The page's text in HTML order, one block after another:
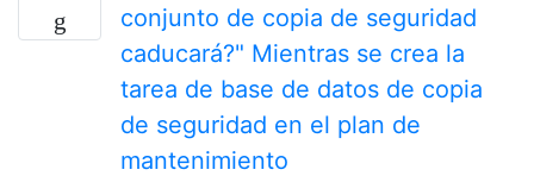
conjunto de copia de seguridad
caducará?" Mientras se crea la
tarea de base de datos de copia
de seguridad en el plan de
mantenimiento